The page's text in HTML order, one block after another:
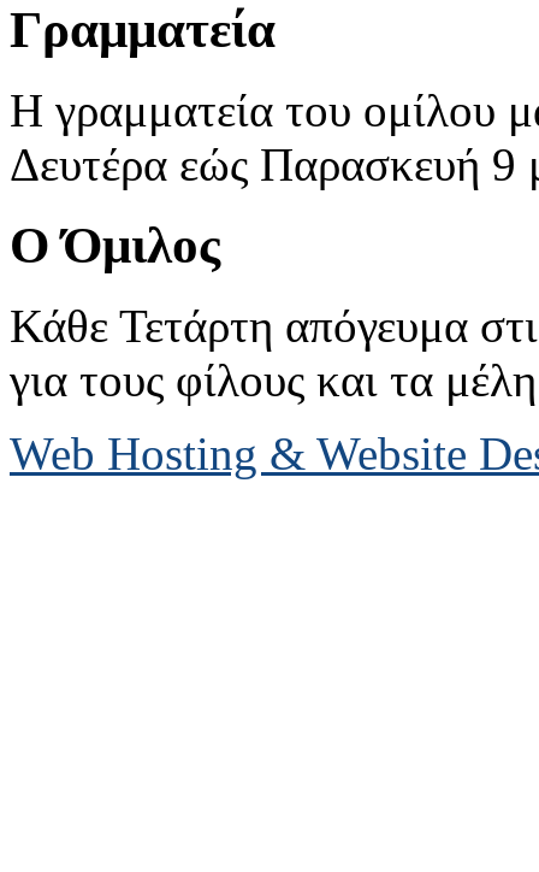
Γραμματεία
Η γραμματεία του ομίλου
Δευτέρα εώς Παρασκευή 9
Ο Όμιλος
Κάθε Τετάρτη απόγευμα
για τους φίλους και τα
Web Hosting & Website